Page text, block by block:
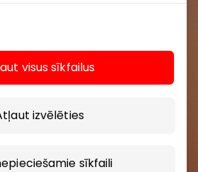
visus sīkfailus
izvēlēties
sīkfaili
labākajiem piedāvājumiem,
Alfa” un “AKROPOLE
Rīga”.